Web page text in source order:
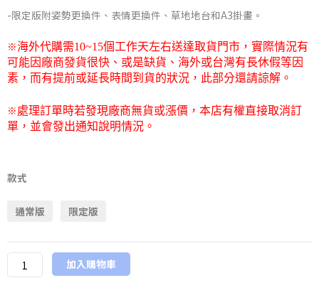
-限定版附姿勢更換件、表情更換件、草地地台和A3掛畫。
※海外代購需10~15個工作天左右送達取貨門市， 實際情況有
可能因廠商發貨很快、或是缺貨、海外或台灣有長休假等因
素，而有提前或延長時間到貨的狀況，此部分還請諒解。
※處理訂單時若發現廠商無貨或漲價，本店有權直接取消訂
單，並會發出通知說明情況。
款式
通常版 限定版
制
日
加入購物車